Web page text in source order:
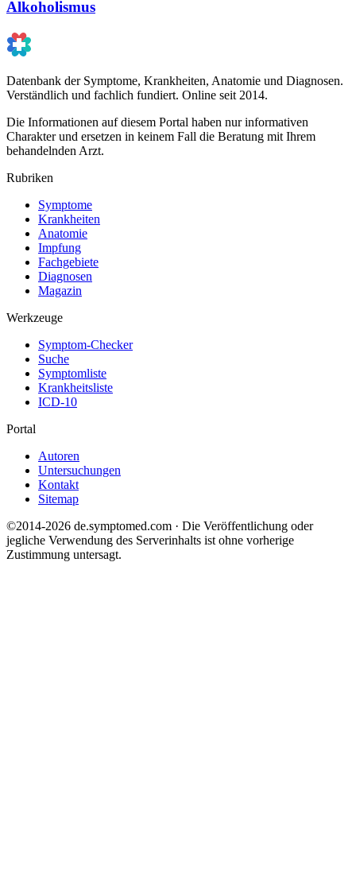
Alkoholismus
Datenbank der Symptome, Krankheiten, Anatomie und Diagnosen.
Verständlich und fachlich fundiert. Online seit 2014.
Die Informationen auf diesem Portal haben nur informativen
Charakter und ersetzen in keinem Fall die Beratung mit Ihrem
behandelnden Arzt.
Rubriken
Symptome
Krankheiten
Anatomie
Impfung
Fachgebiete
Diagnosen
Magazin
Werkzeuge
Symptom-Checker
Suche
Symptomliste
Krankheitsliste
ICD-10
Portal
Autoren
Untersuchungen
Kontakt
Sitemap
©2014-2026 de.symptomed.com · Die Veröffentlichung oder
jegliche Verwendung des Serverinhalts ist ohne vorherige
Zustimmung untersagt.